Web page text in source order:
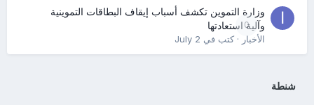
0
وزارة التموين تكشف أسباب إيقاف البطاقات التموينية
وآلية استعادتها
الأخبار· كتب في July 2
شنطة